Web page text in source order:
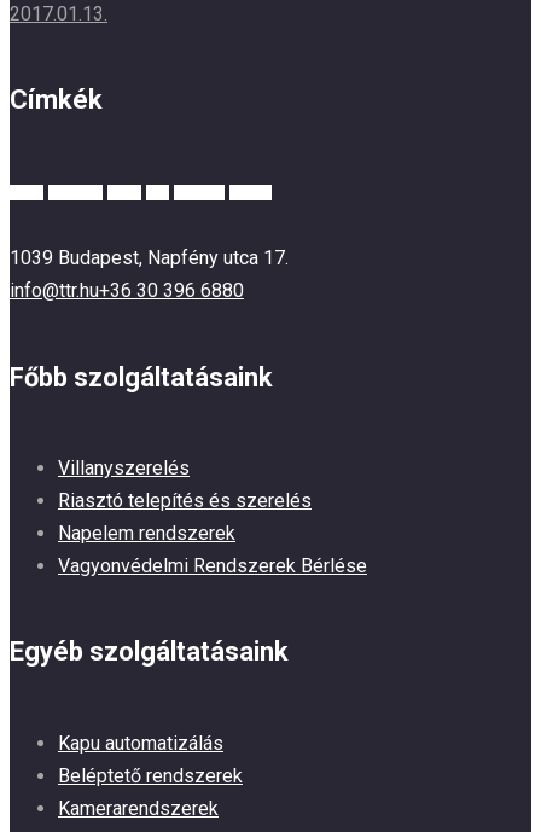
2017.01.13.
Címkék
1039 Budapest, Napfény utca 17.
info@ttr.hu+36 30 396 6880
Főbb szolgáltatásaink
Villanyszerelés
Riasztó telepítés és szerelés
Napelem rendszerek
Vagyonvédelmi Rendszerek Bérlése
Egyéb szolgáltatásaink
Kapu automatizálás
Beléptető rendszerek
Kamerarendszerek